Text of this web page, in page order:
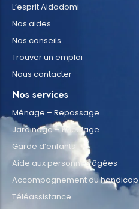
L’esprit Aidadomi
Nos aides
Nos conseils
Trouver un emploi
Nous contacter
Nos services
Ménage – Repassage
Jardinage – Bricolage
Garde d’enfants
Aide aux personnes âgées
Accompagnement du handicap
Téléassistance